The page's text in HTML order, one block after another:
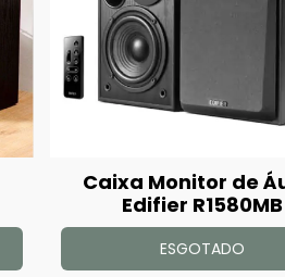
Caixa Monitor de
Edifier R1580MB
ESGOTADO